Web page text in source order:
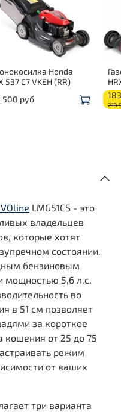
Honda
537 C7 VKEH (RR)
500 руб
213
LMG51CS - это
владельцев
которые хотят
состоянии.
бензиновым
мощностью 5,6 л.с.
во
в 51 см позволяет
за короткое
кошения от 25 до 75
режим
от ваших
три варианта